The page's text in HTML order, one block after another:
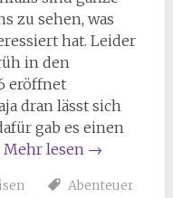
zu sehen, was
hat. Leider
in den
eröffnet
dran lässt sich
gab es einen
Mehr lesen →
Abenteuer